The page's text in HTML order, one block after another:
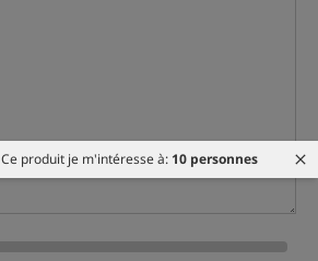
Ce produit je m'intéresse à: 10 personnes